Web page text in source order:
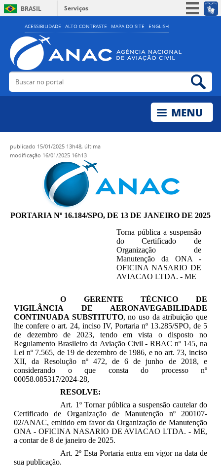
ACESSIBILIDADE ALTO CONTRASTE MAPA DO SITE ENGLISH
BRASIL
Serviços
Simplifique!
Acesso à informação
Legislação
Buscar no portal
publicado 15/01/2025 13h48, última
modificação 16/01/2025 16h13
PORTARIA Nº 16.184/SPO, DE 13 DE JANEIRO DE 2025
Torna pública a suspensão
do Certificado de
Organização de
Manutenção da ONA -
OFICINA NASARIO DE
AVIACAO LTDA. - ME
O GERENTE TÉCNICO DE
VIGILÂNCIA DE AERONAVEGABILIDADE
CONTINUADA SUBSTITUTO, no uso da atribuição que
lhe confere o art. 24, inciso IV, Portaria nº 13.285/SPO, de 5
de dezembro de 2023, tendo em vista o disposto no
Regulamento Brasileiro da Aviação Civil - RBAC nº 145, na
Lei nº 7.565, de 19 de dezembro de 1986, e no art. 73, inciso
XII, da Resolução nº 472, de 6 de junho de 2018, e
considerando o que consta do processo nº
00058.085317/2024-28,
RESOLVE:
Art. 1º Tornar pública a suspensão cautelar do
Certificado de Organização de Manutenção nº 200107-
02/ANAC, emitido em favor da Organização de Manutenção
ONA - OFICINA NASARIO DE AVIACAO LTDA. - ME,
a contar de 8 de janeiro de 2025.
Art. 2º Esta Portaria entra em vigor na data de
sua publicação.